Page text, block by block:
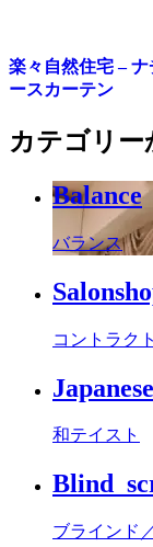
楽々自然住宅 –
ースカーテン
カテゴリー
Balance
バランス
コントラクト
和テイスト
ブラインド